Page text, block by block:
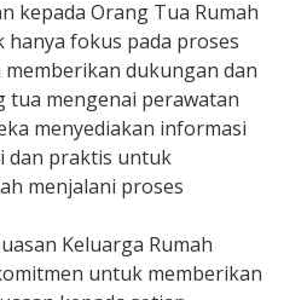
kepada Orang Tua Rumah
hanya fokus pada proses
dukungan dan
tua mengenai perawatan
menyediakan informasi
dan praktis untuk
menjalani proses
Keluarga Rumah
untuk memberikan